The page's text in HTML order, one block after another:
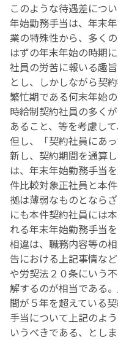
このような待遇差につい
年始勤務手当は、年末
業の特殊性から、多く
はずの年末年始の時期
社員の労苦に報いる趣
とし、しかしながら契
繁忙期である何末年始
時給制契約社員の多く
あること、等を考慮し
但し、「契約社員にあ
新し、契約期間を通算
は、年末年始勤務手当
件比較対象正社員と本
拠は薄弱なものとなら
にも本件契約社員には
れる年末年始勤務手当
相違は、職務内容等の
告における上記事情な
や労契法２０条にいう
解するのが相当である
間が５年を超えている
手当について上記のよ
いうべきである、としま